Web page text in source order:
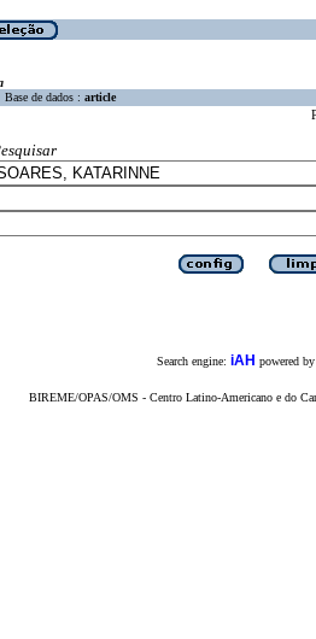
Base de dados : article
Search engine: iAH powered by
BIREME/OPAS/OMS - Centro Latino-Americano e do